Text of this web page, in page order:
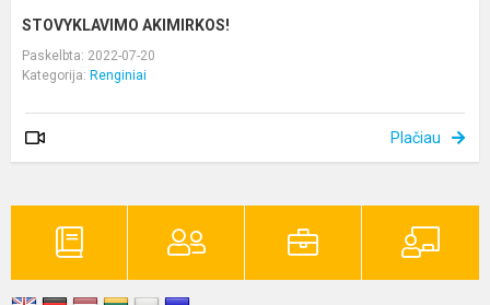
STOVYKLAVIMO AKIMIRKOS!
Paskelbta: 2022-07-20
Kategorija: Renginiai
Plačiau